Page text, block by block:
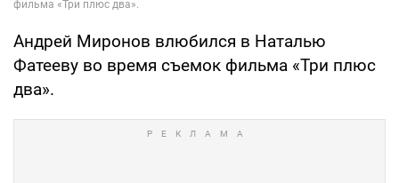
Андрей Миронов влюбился в Наталью
Фатееву во время съемок фильма «Три плюс
два».